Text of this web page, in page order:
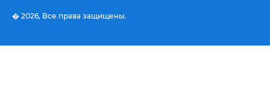
� 2026, Все права защищены.